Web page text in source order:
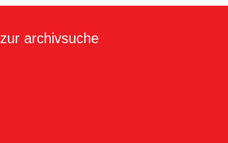
zur archivsuche